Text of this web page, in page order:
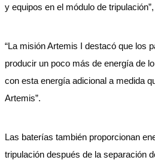
y equipos en el módulo de
“La misión Artemis I destacó que los
producir un poco más de energía de
con esta energía adicional a medida
Artemis”.
Las baterías también proporcionan
tripulación después de la separación